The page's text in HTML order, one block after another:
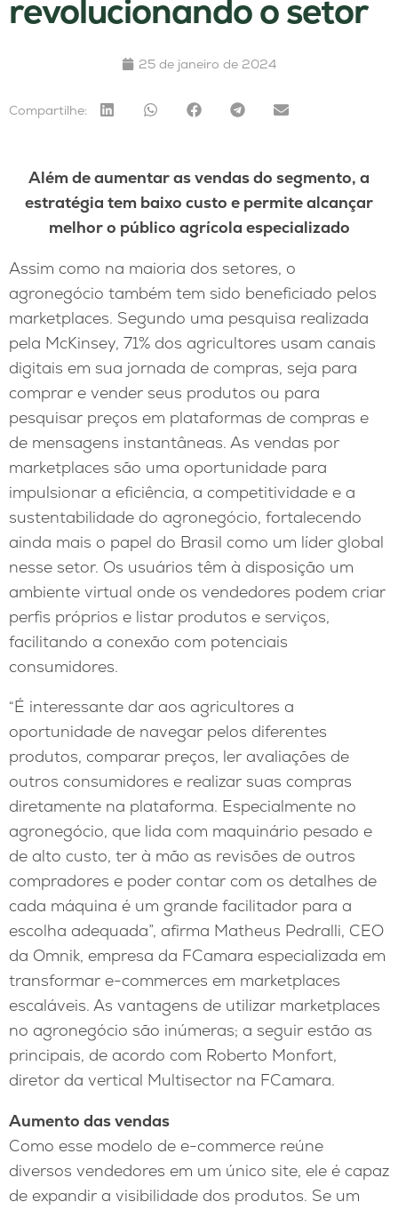
revolucionando o setor
25 de janeiro de 2024
Compartilhe:
Além de aumentar as vendas do segmento, a
estratégia tem baixo custo e permite alcançar
melhor o público agrícola especializado
Assim como na maioria dos setores, o
agronegócio também tem sido beneficiado pelos
marketplaces. Segundo uma pesquisa realizada
pela McKinsey, 71% dos agricultores usam canais
digitais em sua jornada de compras, seja para
comprar e vender seus produtos ou para
pesquisar preços em plataformas de compras e
de mensagens instantâneas. As vendas por
marketplaces são uma oportunidade para
impulsionar a eficiência, a competitividade e a
sustentabilidade do agronegócio, fortalecendo
ainda mais o papel do Brasil como um líder global
nesse setor. Os usuários têm à disposição um
ambiente virtual onde os vendedores podem criar
perfis próprios e listar produtos e serviços,
facilitando a conexão com potenciais
consumidores.
“É interessante dar aos agricultores a
oportunidade de navegar pelos diferentes
produtos, comparar preços, ler avaliações de
outros consumidores e realizar suas compras
diretamente na plataforma. Especialmente no
agronegócio, que lida com maquinário pesado e
de alto custo, ter à mão as revisões de outros
compradores e poder contar com os detalhes de
cada máquina é um grande facilitador para a
escolha adequada”, afirma Matheus Pedralli, CEO
da Omnik, empresa da FCamara especializada em
transformar e-commerces em marketplaces
escaláveis. As vantagens de utilizar marketplaces
no agronegócio são inúmeras; a seguir estão as
principais, de acordo com Roberto Monfort,
diretor da vertical Multisector na FCamara.
Aumento das vendas
Como esse modelo de e-commerce reúne
diversos vendedores em um único site, ele é capaz
de expandir a visibilidade dos produtos. Se um